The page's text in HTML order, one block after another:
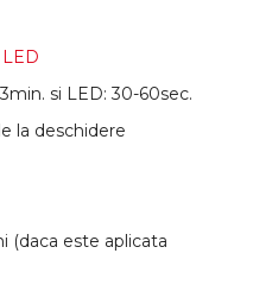
si LED: 30-60sec.
la deschidere
(daca este aplicata